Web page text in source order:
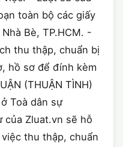
toàn bộ các giấy
Bè, TP.HCM. -
thu thập, chuẩn bị
hồ sơ để đính kèm
(THUẬN TÌNH)
Toà dân sự
của Zluat.vn sẽ hỗ
thu thập, chuẩn